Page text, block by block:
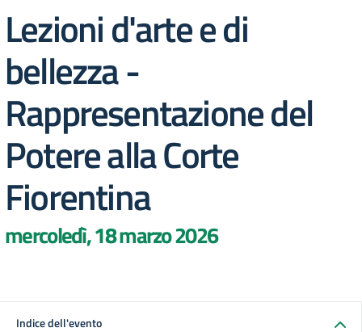
Lezioni d'arte e di
bellezza -
Rappresentazione del
Potere alla Corte
Fiorentina
mercoledì, 18 marzo 2026
Indice dell'evento